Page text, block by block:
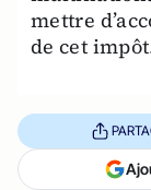
mettre
de cet